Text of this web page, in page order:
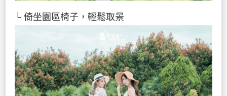
└ 倚坐園區椅子，輕鬆取景